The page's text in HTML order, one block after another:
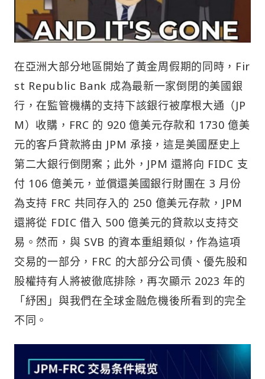
在亞洲大部分地區開始了黃金周假期的同時，Fir
st Republic Bank 成為最新一家倒閉的美國銀
行，在監管機構的支持下該銀行被摩根大通（JP
M）收購，FRC 的 920 億美元存款和 1730 億美
元的客戶貸款將由 JPM 承接，這是美國歷史上
第二大銀行倒閉案；此外，JPM 還將向 FIDC 支
付 106 億美元，並償還美國銀行財團在 3 月份
為支持 FRC 共同存入的 250 億美元存款，JPM
還將從 FDIC 借入 500 億美元的貸款以支持交
易。然而，與 SVB 的資本重組類似，作為這項
交易的一部分，FRC 的大部分公司債、優先股和
股權持有人將被徹底排除，再次顯示 2023 年的
「紓困」與我們在全球金融危機後所看到的完全
不同。